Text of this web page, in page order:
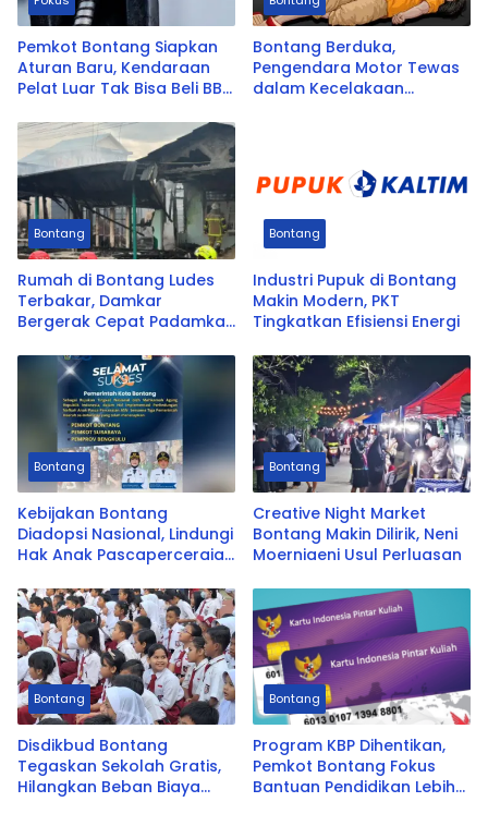
Pemkot Bontang Siapkan
Aturan Baru, Kendaraan
Pelat Luar Tak Bisa Beli BBM
Bontang Berduka,
Pengendara Motor Tewas
dalam Kecelakaan
Bontang
Rumah di Bontang Ludes
Terbakar, Damkar
Bergerak Cepat Padamkan
Bontang
Industri Pupuk di Bontang
Makin Modern, PKT
Tingkatkan Efisiensi Energi
Bontang
Kebijakan Bontang
Diadopsi Nasional, Lindungi
Hak Anak Pascaperceraian
Bontang
Creative Night Market
Bontang Makin Dilirik, Neni
Moerniaeni Usul Perluasan
Bontang
Disdikbud Bontang
Tegaskan Sekolah Gratis,
Hilangkan Beban Biaya
Bontang
Program KBP Dihentikan,
Pemkot Bontang Fokus
Bantuan Pendidikan Lebih